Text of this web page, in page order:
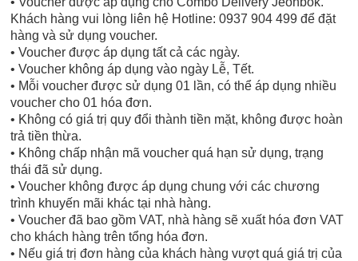
Khách hàng vui lòng liên hệ Hotline: 0937 904 499 để đặt
hàng và sử dụng voucher.
• Voucher được áp dụng tất cả các ngày.
• Voucher không áp dụng vào ngày Lễ, Tết.
• Mỗi voucher được sử dụng 01 lần, có thể áp dụng nhiều
voucher cho 01 hóa đơn.
• Không có giá trị quy đổi thành tiền mặt, không được hoàn
trả tiền thừa.
• Không chấp nhận mã voucher quá hạn sử dụng, trạng
thái đã sử dụng.
• Voucher không được áp dụng chung với các chương
trình khuyến mãi khác tại nhà hàng.
• Voucher đã bao gồm VAT, nhà hàng sẽ xuất hóa đơn VAT
cho khách hàng trên tổng hóa đơn.
• Nếu giá trị đơn hàng của khách hàng vượt quá giá trị của